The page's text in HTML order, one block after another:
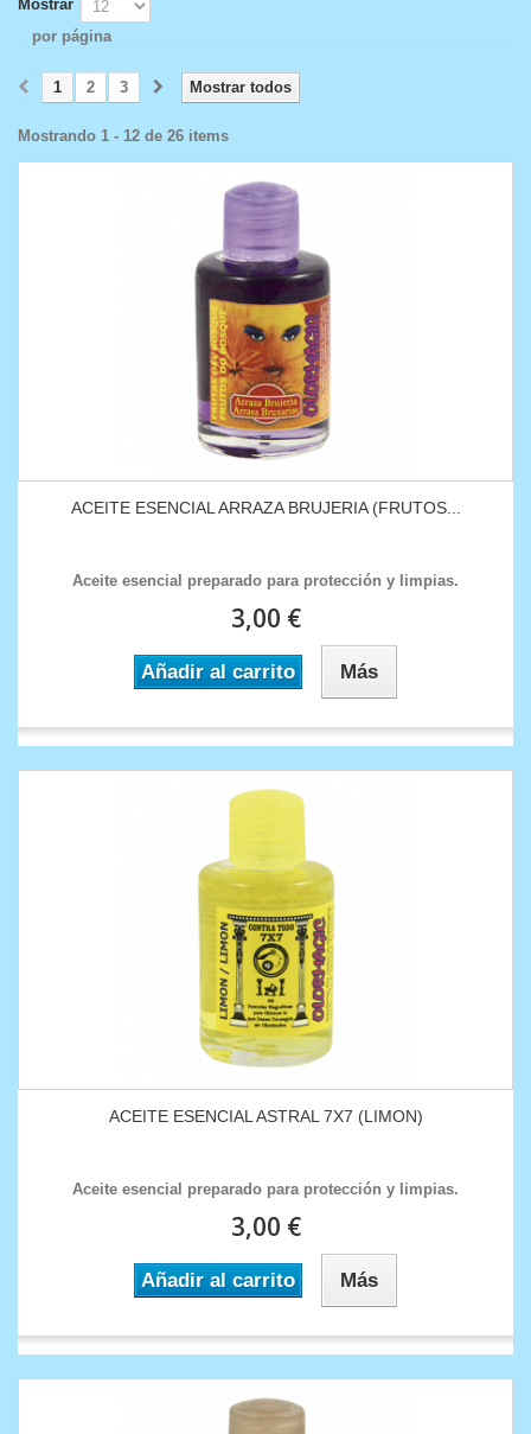
Mostrar
por página
Mostrar todos
1 2 3
Mostrando 1 - 12 de 26 items
ACEITE ESENCIAL ARRAZA BRUJERIA (FRUTOS...
Aceite esencial preparado para protección y limpias.
3,00 €
Añadir al carrito Más
ACEITE ESENCIAL ASTRAL 7X7 (LIMON)
Aceite esencial preparado para protección y limpias.
3,00 €
Añadir al carrito Más